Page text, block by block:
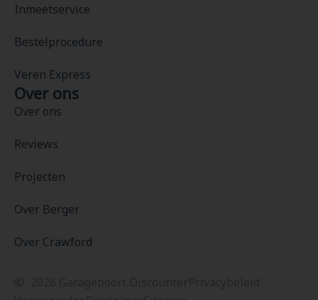
Inmeetservice
Bestelprocedure
Veren Express
Over ons
Over ons
Reviews
Projecten
Over Berger
Over Crawford